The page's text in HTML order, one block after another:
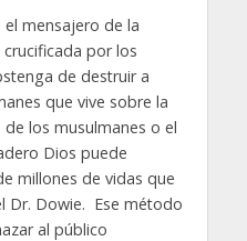
mensajero de la
por los
de destruir a
que vive sobre la
los musulmanes o el
Dios puede
millones de vidas que
Dr. Dowie. Ese método
al público